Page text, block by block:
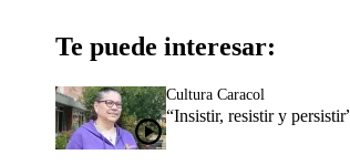
Te puede interesar:
Cultura Caracol
“Insistir, resistir y